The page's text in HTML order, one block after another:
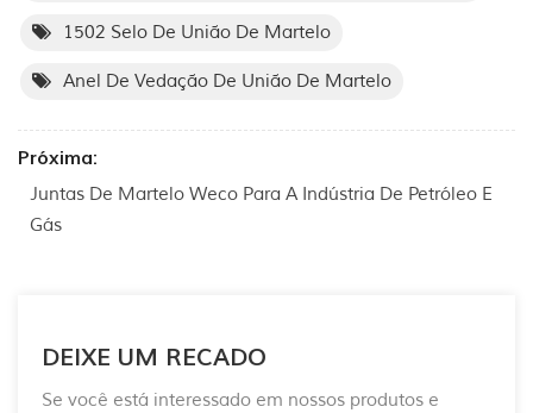
1502 Selo De União De Martelo
Anel De Vedação De União De Martelo
Próxima:
Juntas De Martelo Weco Para A Indústria De Petróleo E
Gás
DEIXE UM RECADO
Se você está interessado em nossos produtos e